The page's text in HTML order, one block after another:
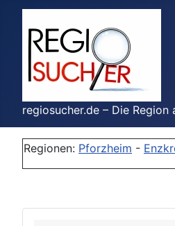
regiosucher.de – Die Region
Regionen: Pforzheim -